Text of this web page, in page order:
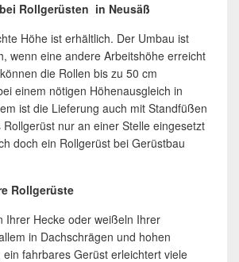
Rollgerüsten in Neusäß
Höhe ist erhältlich. Der Umbau ist
wenn eine andere Arbeitshöhe erreicht
die Rollen bis zu 50 cm
einem nötigen Höhenausgleich in
ist die Lieferung auch mit Standfüßen
nur an einer Stelle eingesetzt
doch ein Rollgerüst bei Gerüstbau
Rollgerüste
Ihrer Hecke oder weißeln Ihrer
in Dachschrägen und hohen
fahrbares Gerüst erleichtert viele